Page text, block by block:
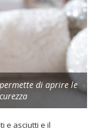
di aprire le
e asciutti e il